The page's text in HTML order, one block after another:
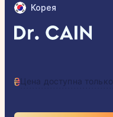
Корея
Цена доступна